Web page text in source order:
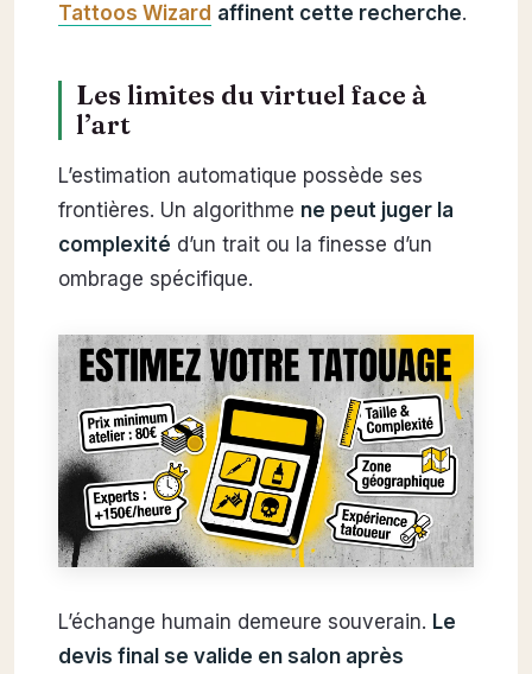
Tattoos Wizard affinent cette recherche.
Les limites du virtuel face à
l’art
L’estimation automatique possède ses
frontières. Un algorithme ne peut juger la
complexité d’un trait ou la finesse d’un
ombrage spécifique.
L’échange humain demeure souverain. Le
devis final se valide en salon après